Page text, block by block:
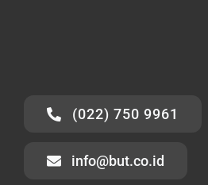
(022) 750 9961
info@but.co.id